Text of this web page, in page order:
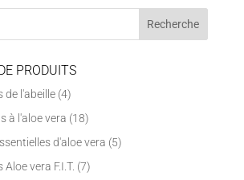
PRODUITS
de l'abeille (4)
à l'aloe vera (18)
d'aloe vera (5)
vera F.I.T. (7)